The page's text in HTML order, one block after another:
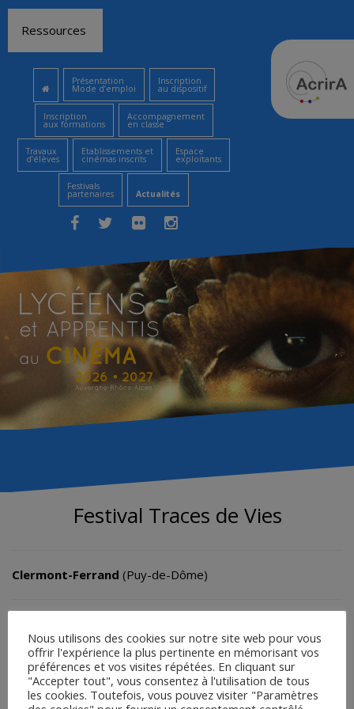
contenu
Ressources
Présentation
Mode d’emploi
Inscription
au dispositif
Inscription
aux formations
Accompagnement
en classe
Travaux
d’élèves
Etablissements et
cinémas inscrits
Espace
exploitants
Festivals
partenaires Actualités
Festival Traces de Vies
Clermont-Ferrand (Puy-de-Dôme)
Du 29 novembre au 5 décembre 2026
Site deTraces de vies
Nous utilisons des cookies sur notre site web pour vous
offrir l'expérience la plus pertinente en mémorisant vos
préférences et vos visites répétées. En cliquant sur
"Accepter tout", vous consentez à l'utilisation de tous
les cookies. Toutefois, vous pouvez visiter "Paramètres